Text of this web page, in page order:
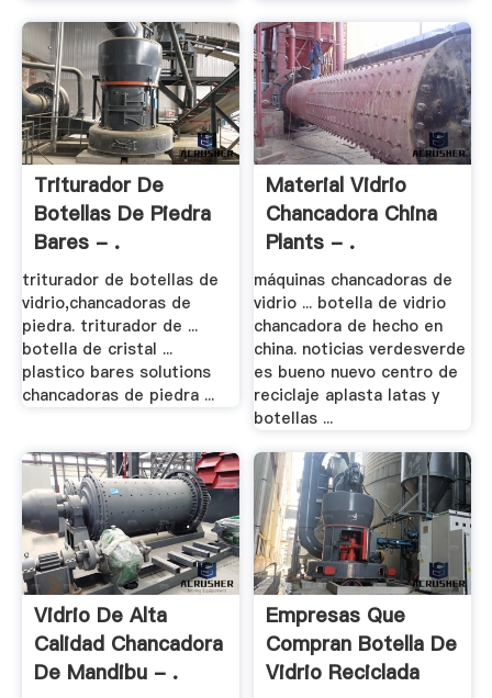
Triturador De
Botellas De Piedra
Bares - .
triturador de botellas de
vidrio,chancadoras de
piedra. triturador de ...
botella de cristal ...
plastico bares solutions
chancadoras de piedra ...
Material Vidrio
Chancadora China
Plants - .
máquinas chancadoras de
vidrio ... botella de vidrio
chancadora de hecho en
china. noticias verdesverde
es bueno nuevo centro de
reciclaje aplasta latas y
botellas ...
Vidrio De Alta
Calidad Chancadora
De Mandibu - .
Empresas Que
Compran Botella De
Vidrio Reciclada